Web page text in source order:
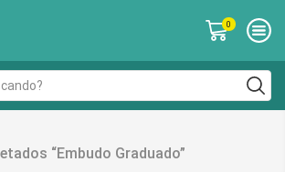
0
“embudo Graduado”